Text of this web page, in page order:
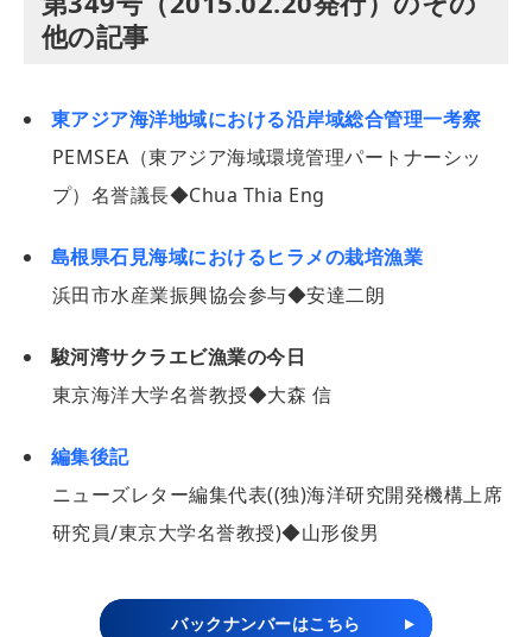
他の記事
東アジア海洋地域における沿岸域総合管理一考察
PEMSEA（東アジア海域環境管理パートナーシッ
プ）名誉議長◆Chua Thia Eng
島根県石見海域におけるヒラメの栽培漁業
浜田市水産業振興協会参与◆安達二朗
駿河湾サクラエビ漁業の今日
東京海洋大学名誉教授◆大森 信
編集後記
ニューズレター編集代表((独)海洋研究開発機構上席
研究員/東京大学名誉教授)◆山形俊男
バックナンバーはこちら